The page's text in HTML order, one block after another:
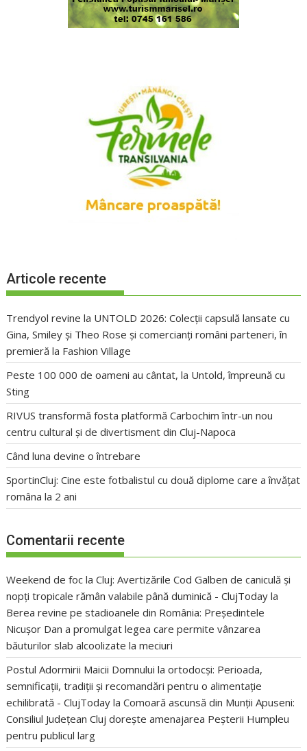
Articole recente
Trendyol revine la UNTOLD 2026: Colecții capsulă lansate cu
Gina, Smiley și Theo Rose și comercianți români parteneri, în
premieră la Fashion Village
Peste 100 000 de oameni au cântat, la Untold, împreună cu
Sting
RIVUS transformă fosta platformă Carbochim într-un nou
centru cultural și de divertisment din Cluj-Napoca
Când luna devine o întrebare
SportinCluj: Cine este fotbalistul cu două diplome care a învățat
româna la 2 ani
Comentarii recente
Weekend de foc la Cluj: Avertizările Cod Galben de caniculă și
nopți tropicale rămân valabile până duminică - ClujToday la
Berea revine pe stadioanele din România: Președintele
Nicușor Dan a promulgat legea care permite vânzarea
băuturilor slab alcoolizate la meciuri
Postul Adormirii Maicii Domnului la ortodocși: Perioada,
semnificații, tradiții și recomandări pentru o alimentație
echilibrată - ClujToday laComoară ascunsă din Munții Apuseni:
Consiliul Județean Cluj dorește amenajarea Peșterii Humpleu
pentru publicul larg